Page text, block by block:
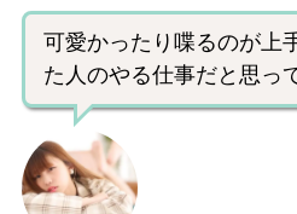
可愛かったり喋るのが上
た人のやる仕事だと思っ